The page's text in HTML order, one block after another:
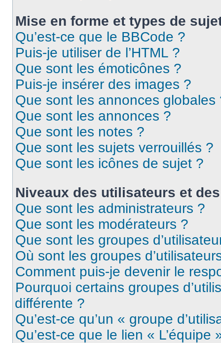
Mise en forme et types de
Qu’est-ce que le BBCode ?
Puis-je utiliser de l’HTML ?
Que sont les émoticônes ?
Puis-je insérer des images ?
Que sont les annonces globales
Que sont les annonces ?
Que sont les notes ?
Que sont les sujets verrouillés ?
Que sont les icônes de sujet ?
Niveaux des utilisateurs et
Que sont les administrateurs ?
Que sont les modérateurs ?
Que sont les groupes
Où sont les groupes
Comment puis-je devenir le
Pourquoi certains groupes
différente ?
Qu’est-ce qu’un « groupe
Qu’est-ce que le lien « L’équipe